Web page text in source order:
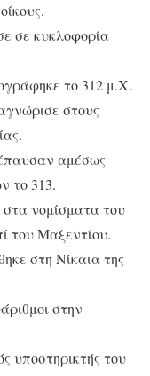
σε κυκλοφορία
το 312 μ.Χ.
στους
αμέσως
το 313.
νομίσματα του
του Μαξεντίου.
στη Νίκαια της
στην
υποστηρικτής του